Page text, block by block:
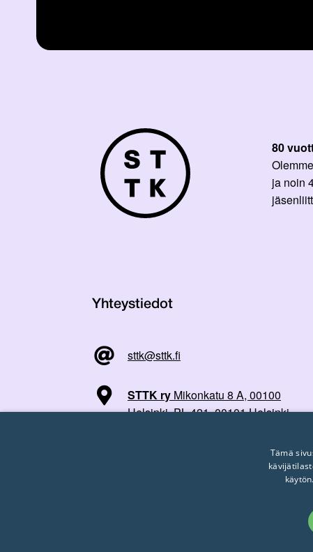
80
ja noin
Yhteystiedot
sttk@sttk.fi
STTK ry Mikonkatu 8 A, 00100
Helsinki, PL 421, 00101 Helsinki
Tämä